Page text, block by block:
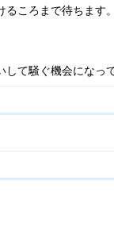
ころまで待ちます。
て騒ぐ機会になっ